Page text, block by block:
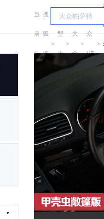
当
前
位
搜
狐
汽
＞
车
型
大
全
＞
大
众
＞
大
众
(进
＞